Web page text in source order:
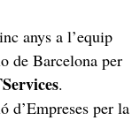
anys a l’equip
de Barcelona per
.
per la